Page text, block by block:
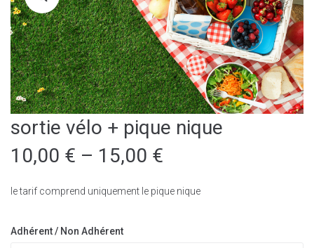
sortie vélo + pique nique
10,00 € – 15,00 €
le tarif comprend uniquement le pique nique
Adhérent / Non Adhérent